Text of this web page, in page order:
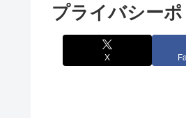
プライバシー
X